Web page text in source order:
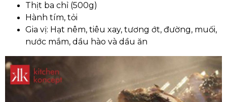
Thịt ba chỉ (500g)
Hành tím, tỏi
Gia vị: Hạt nêm, tiêu xay, tương ớt, đường, muối,
nước mắm, dầu hào và dầu ăn